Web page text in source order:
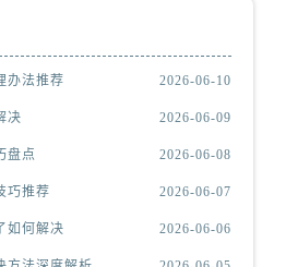
办法推荐 2026-06-10
决 2026-06-09
盘点 2026-06-08
巧推荐 2026-06-07
如何解决 2026-06-06